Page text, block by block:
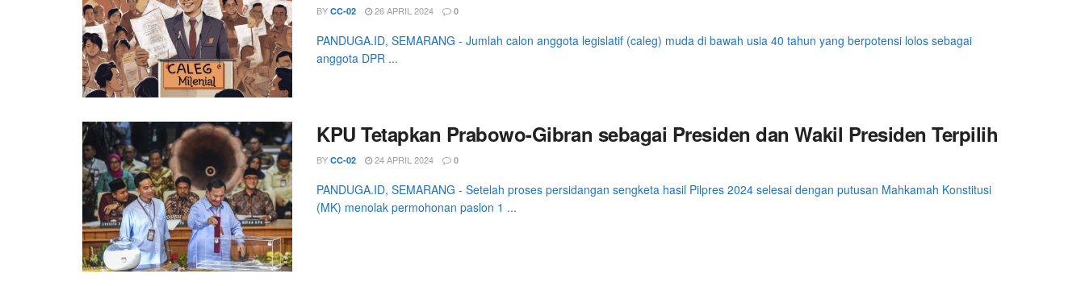
BY CC-02 26 APRIL 2024 0
PANDUGA.ID, SEMARANG - Jumlah calon anggota legislatif (caleg) muda di bawah usia 40 tahun yang berpotensi lolos sebagai
anggota DPR ...
KPU Tetapkan Prabowo-Gibran sebagai Presiden dan Wakil Presiden Terpilih
BY CC-02 24 APRIL 2024 0
PANDUGA.ID, SEMARANG - Setelah proses persidangan sengketa hasil Pilpres 2024 selesai dengan putusan Mahkamah Konstitusi
(MK) menolak permohonan paslon 1 ...